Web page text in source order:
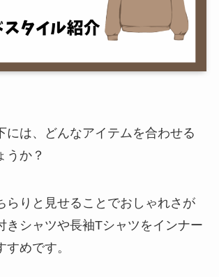
には、どんなアイテムを合わせる
うか？
らりと見せることでおしゃれさが
きシャツや長袖Tシャツをインナー
めです。